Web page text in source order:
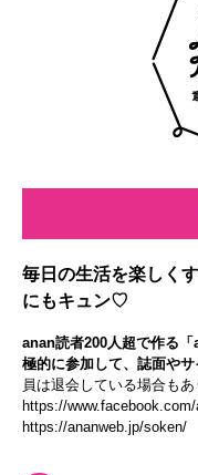
毎日の生活を楽しく
にもキュン♡
anan読者200人超で作る
極的に参加して、誌面や
員は退会している場合もあ
https://
https://ananweb.jp/soken/